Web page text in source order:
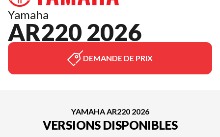
Yamaha
AR220 2026
DEMANDE DE PRIX
YAMAHA AR220 2026
VERSIONS DISPONIBLES